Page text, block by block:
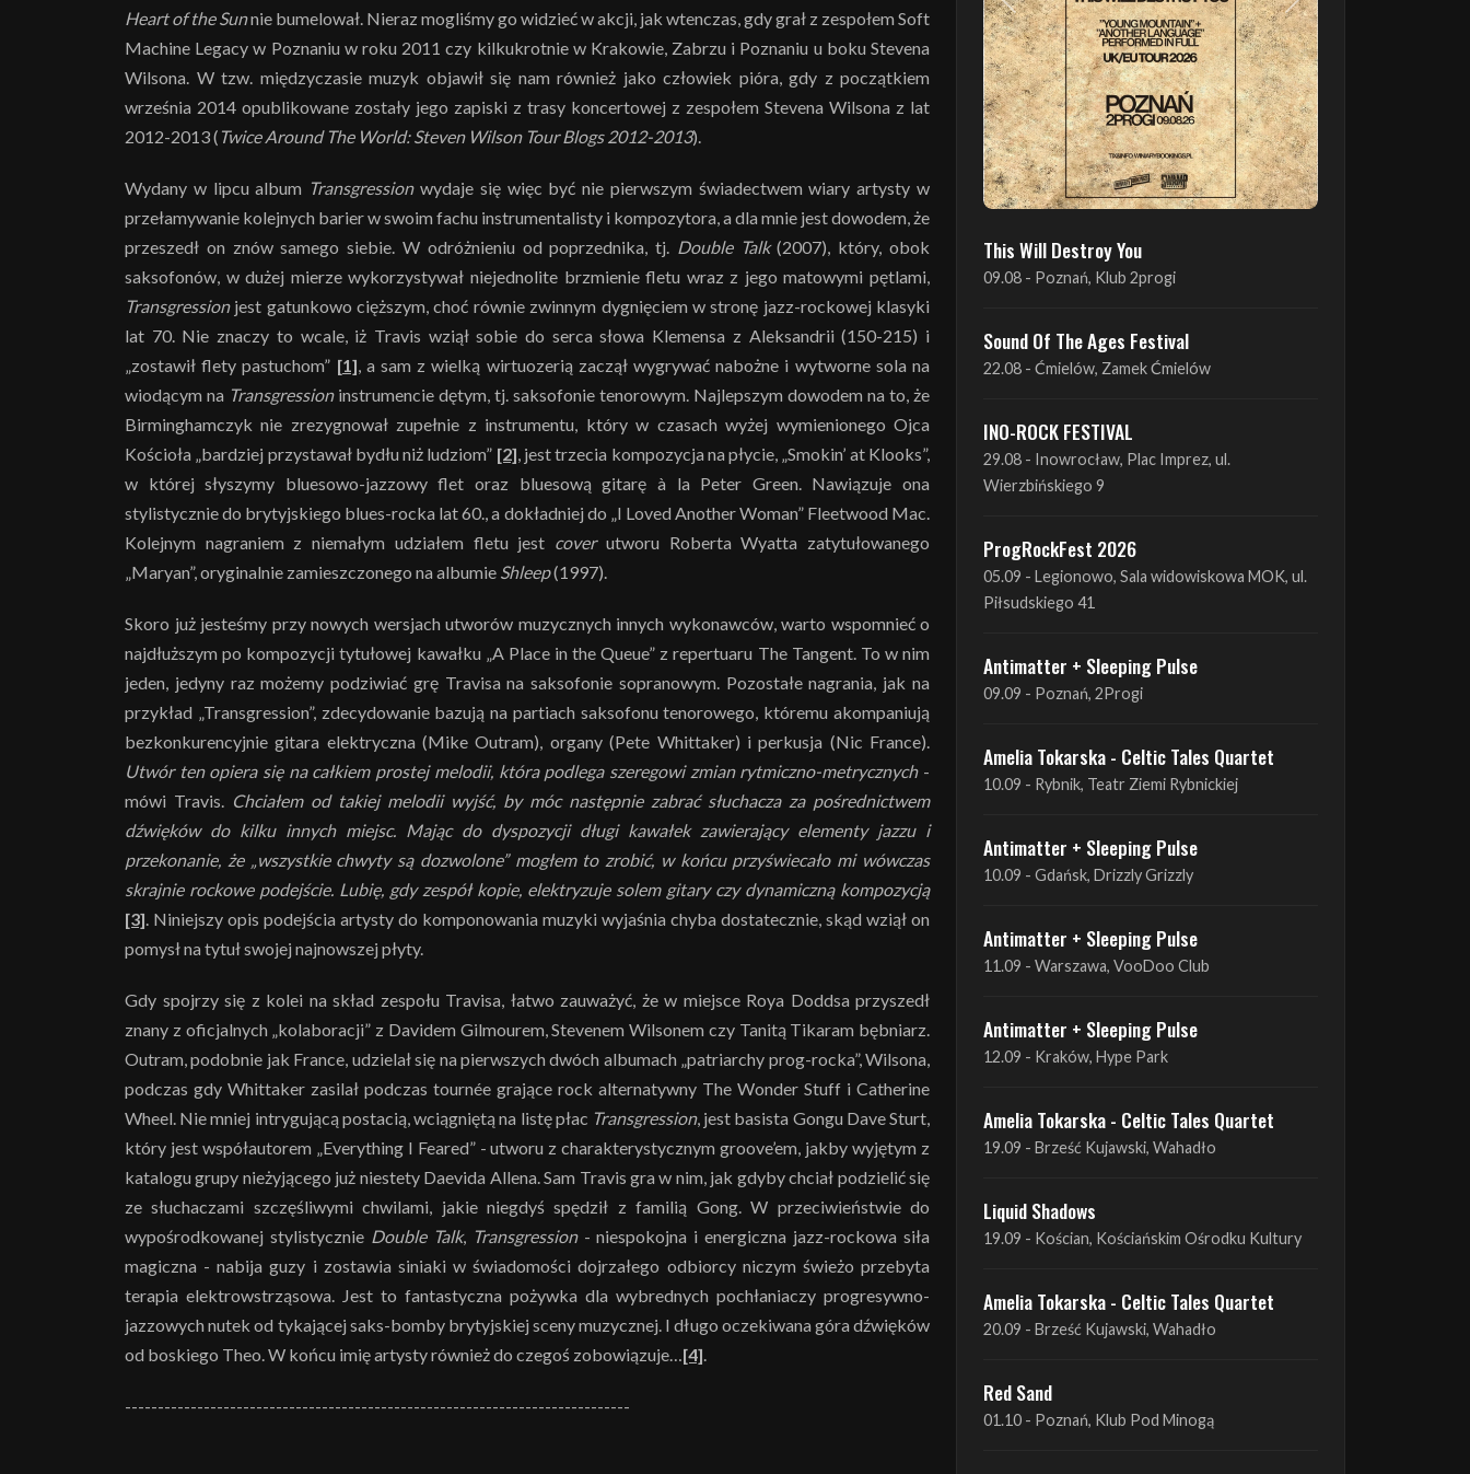
Heart of the Sunnie bumelował. Nieraz mogliśmy go widzieć w akcji, jak wtenczas, gdy grał z zespołem Soft
Machine Legacy w Poznaniu w roku 2011 czy kilkukrotnie w Krakowie, Zabrzu i Poznaniu u boku Stevena
Wilsona. W tzw. międzyczasie muzyk objawił się nam również jako człowiek pióra, gdy z początkiem
września 2014 opublikowane zostały jego zapiski z trasy koncertowej z zespołem Stevena Wilsona z lat
2012-2013 ( Twice Around The World: Steven Wilson Tour Blogs 2012-2013).
Wydany w lipcu album Transgressionwydaje się więc być nie pierwszym świadectwem wiary artysty w
przełamywanie kolejnych barier w swoim fachu instrumentalisty i kompozytora, a dla mnie jest dowodem, że
przeszedł on znów samego siebie. W odróżnieniu od poprzednika, tj. Double Talk(2007), który, obok
saksofonów, w dużej mierze wykorzystywał niejednolite brzmienie fletu wraz z jego matowymi pętlami,
Transgressionjest gatunkowo cięższym, choć równie zwinnym dygnięciem w stronę jazz-rockowej klasyki
lat 70. Nie znaczy to wcale, iż Travis wziął sobie do serca słowa Klemensa z Aleksandrii (150-215) i
„zostawił flety pastuchom” [1], a sam z wielką wirtuozerią zaczął wygrywać nabożne i wytworne sola na
wiodącym na Transgressioninstrumencie dętym, tj. saksofonie tenorowym. Najlepszym dowodem na to, że
Birminghamczyk nie zrezygnował zupełnie z instrumentu, który w czasach wyżej wymienionego Ojca
Kościoła „bardziej przystawał bydłu niż ludziom” [2], jest trzecia kompozycja na płycie, „Smokin’ at Klooks”,
w której słyszymy bluesowo-jazzowy flet oraz bluesową gitarę à la Peter Green. Nawiązuje ona
stylistycznie do brytyjskiego blues-rocka lat 60., a dokładniej do „I Loved Another Woman” Fleetwood Mac.
Kolejnym nagraniem z niemałym udziałem fletu jest coverutworu Roberta Wyatta zatytułowanego
„Maryan”, oryginalnie zamieszczonego na albumie Shleep(1997).
Skoro już jesteśmy przy nowych wersjach utworów muzycznych innych wykonawców, warto wspomnieć o
najdłuższym po kompozycji tytułowej kawałku „A Place in the Queue” z repertuaru The Tangent. To w nim
jeden, jedyny raz możemy podziwiać grę Travisa na saksofonie sopranowym. Pozostałe nagrania, jak na
przykład „Transgression”, zdecydowanie bazują na partiach saksofonu tenorowego, któremu akompaniują
bezkonkurencyjnie gitara elektryczna (Mike Outram), organy (Pete Whittaker) i perkusja (Nic France).
Utwór ten opiera się na całkiem prostej melodii, która podlega szeregowi zmian rytmiczno-metrycznych-
mówi Travis. Chciałem od takiej melodii wyjść, by móc następnie zabrać słuchacza za pośrednictwem
dźwięków do kilku innych miejsc. Mając do dyspozycji długi kawałek zawierający elementy jazzu i
przekonanie, że „wszystkie chwyty są dozwolone” mogłem to zrobić, w końcu przyświecało mi wówczas
skrajnie rockowe podejście. Lubię, gdy zespół kopie, elektryzuje solem gitary czy dynamiczną kompozycją
[3]. Niniejszy opis podejścia artysty do komponowania muzyki wyjaśnia chyba dostatecznie, skąd wziął on
pomysł na tytuł swojej najnowszej płyty.
Gdy spojrzy się z kolei na skład zespołu Travisa, łatwo zauważyć, że w miejsce Roya Doddsa przyszedł
znany z oficjalnych „kolaboracji” z Davidem Gilmourem, Stevenem Wilsonem czy Tanitą Tikaram bębniarz.
Outram, podobnie jak France, udzielał się na pierwszych dwóch albumach „patriarchy prog-rocka”, Wilsona,
podczas gdy Whittaker zasilał podczas tournée grające rock alternatywny The Wonder Stuff i Catherine
Wheel. Nie mniej intrygującą postacią, wciągniętą na listę płac Transgression, jest basista Gongu Dave Sturt,
który jest współautorem „Everything I Feared” - utworu z charakterystycznym groove’em, jakby wyjętym z
katalogu grupy nieżyjącego już niestety Daevida Allena. Sam Travis gra w nim, jak gdyby chciał podzielić się
ze słuchaczami szczęśliwymi chwilami, jakie niegdyś spędził z familią Gong. W przeciwieństwie do
wypośrodkowanej stylistycznie Double Talk, Transgression- niespokojna i energiczna jazz-rockowa siła
magiczna - nabija guzy i zostawia siniaki w świadomości dojrzałego odbiorcy niczym świeżo przebyta
terapia elektrowstrząsowa. Jest to fantastyczna pożywka dla wybrednych pochłaniaczy progresywno-
jazzowych nutek od tykającej saks-bomby brytyjskiej sceny muzycznej. I długo oczekiwana góra dźwięków
od boskiego Theo. W końcu imię artysty również do czegoś zobowiązuje…[4].
-----------------------------------------------------------------------------
This Will Destroy You
09.08 - Poznań, Klub 2progi
Sound Of The Ages Festival
22.08 - Ćmielów, Zamek Ćmielów
INO-ROCK FESTIVAL
29.08 - Inowrocław, Plac Imprez, ul.
ProgRockFest 2026
05.09 - Legionowo, Sala widowiskowa MOK, ul.
Antimatter + Sleeping Pulse
09.09 - Poznań, 2Progi
Amelia Tokarska - Celtic Tales Quartet
10.09 - Rybnik, Teatr Ziemi Rybnickiej
Antimatter + Sleeping Pulse
10.09 - Gdańsk, Drizzly Grizzly
Antimatter + Sleeping Pulse
11.09 - Warszawa, VooDoo Club
Antimatter + Sleeping Pulse
12.09 - Kraków, Hype Park
Amelia Tokarska - Celtic Tales Quartet
19.09 - Brześć Kujawski, Wahadło
Liquid Shadows
19.09 - Kościan, Kościańskim Ośrodku Kultury
Amelia Tokarska - Celtic Tales Quartet
20.09 - Brześć Kujawski, Wahadło
Red Sand
01.10 - Poznań, Klub Pod Minogą
Haken
07.10 - Warszawa, Oczki